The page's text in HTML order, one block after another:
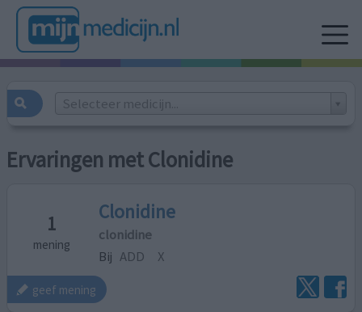
Selecteer medicijn...
Ervaringen met Clonidine
1
mening
Clonidine
clonidine
Bij ADD X
geef mening